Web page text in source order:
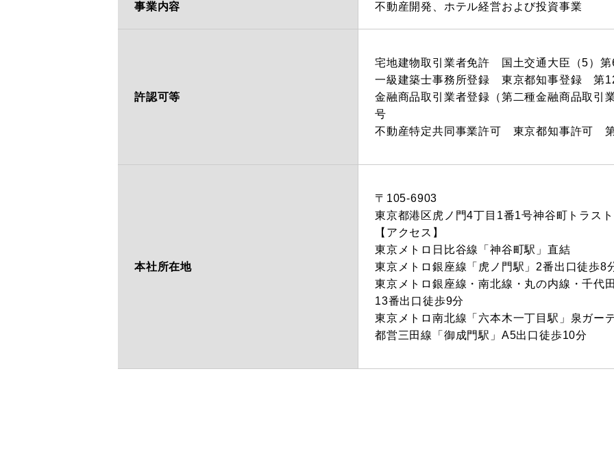
事業内容 不動産開発、ホテル経営および投資事業
許認可等
宅地建物取引業者免許 国土交通大臣（5）第
一級建築士事務所登録 東京都知事登録 第
金融商品取引業者登録（第二種金融商品取引
号
不動産特定共同事業許可 東京都知事許可
本社所在地
〒105-6903
東京都港区虎ノ門4丁目1番1号神谷町トラス
【アクセス】
東京メトロ日比谷線「神谷町駅」直結
東京メトロ銀座線「虎ノ門駅」2番出口徒歩8
東京メトロ銀座線・南北線・丸の内線・千代
13番出口徒歩9分
東京メトロ南北線「六本木一丁目駅」泉ガー
都営三田線「御成門駅」A5出口徒歩10分